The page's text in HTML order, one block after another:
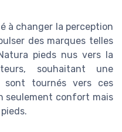
à changer la perception
des marques telles
pieds nus vers la
souhaitant une
sont tournés vers ces
seulement confort mais